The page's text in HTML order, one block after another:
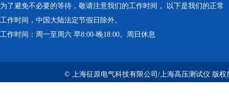
为了避免不必要的等待，敬请注意我们的工作时间 。以下是我们的正常
工作时间，中国大陆法定节假日除外。
工作时间：周一至周六 早8:00-晚18:00。周日休息
© 上海征原电气科技有限公司/上海高压测试仪 版权